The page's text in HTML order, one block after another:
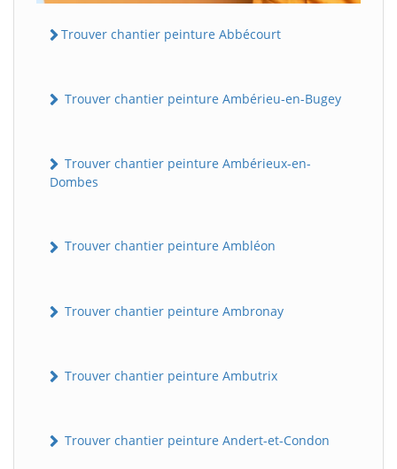
Trouver chantier peinture Abbécourt
Trouver chantier peinture Ambérieu-en-Bugey
Trouver chantier peinture Ambérieux-en-
Dombes
Trouver chantier peinture Ambléon
Trouver chantier peinture Ambronay
Trouver chantier peinture Ambutrix
Trouver chantier peinture Andert-et-Condon